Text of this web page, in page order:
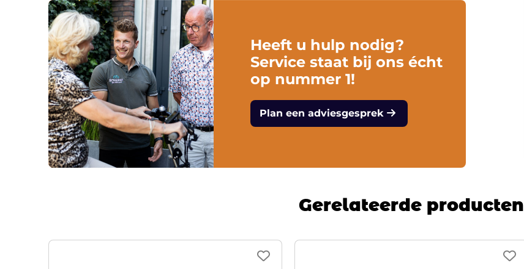
Heeft u hulp nodig?
Service staat bij ons écht
op nummer 1!
Plan een adviesgesprek
Gerelateerde producten